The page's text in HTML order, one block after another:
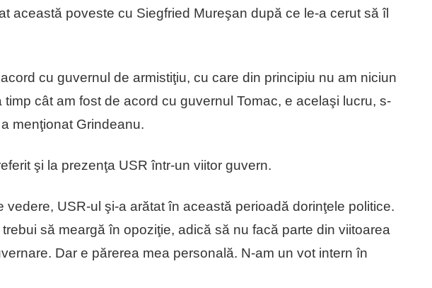
această poveste cu Siegfried Mureşan după ce le-a cerut să îl
cu guvernul de armistiţiu, cu care din principiu nu am niciun
timp cât am fost de acord cu guvernul Tomac, e acelaşi lucru, s-
menţionat Grindeanu.
şi la prezenţa USR într-un viitor guvern.
vedere, USR-ul şi-a arătat în această perioadă dorinţele politice.
să meargă în opoziţie, adică să nu facă parte din viitoarea
Dar e părerea mea personală. N-am un vot intern în